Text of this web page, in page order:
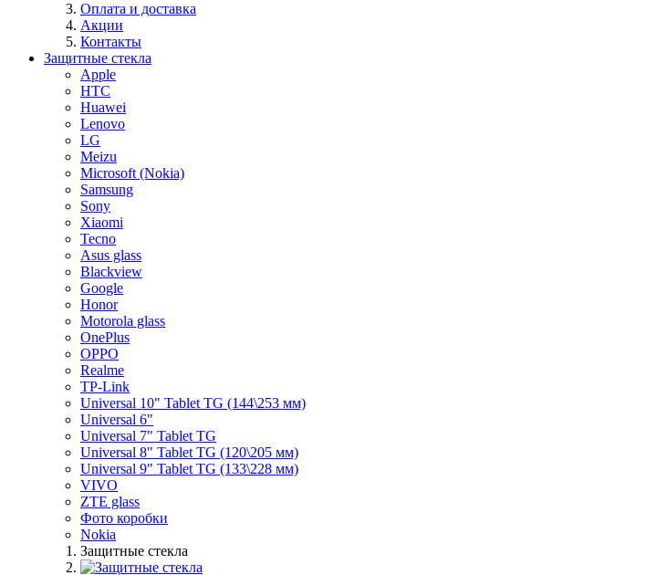
Оплата и доставка
Акции
Контакты
Защитные стекла
Apple
HTC
Huawei
Lenovo
LG
Meizu
Microsoft (Nokia)
Samsung
Sony
Xiaomi
Tecno
Asus glass
Blackview
Google
Honor
Motorola glass
OnePlus
OPPO
Realme
TP-Link
Universal 10" Tablet TG (144\253 мм)
Universal 6"
Universal 7" Tablet TG
Universal 8" Tablet TG (120\205 мм)
Universal 9" Tablet TG (133\228 мм)
VIVO
ZTE glass
Фото коробки
Nokia
Защитные стекла